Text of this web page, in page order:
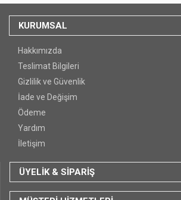
KURUMSAL
Hakkımızda
Teslimat Bilgileri
Gizlilik ve Güvenlik
İade ve Değişim
Ödeme
Yardım
İletişim
ÜYELİK & SİPARİŞ